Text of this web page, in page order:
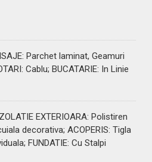
: Parchet laminat, Geamuri
: Cablu; BUCATARIE: In Linie
EXTERIOARA: Polistiren
decorativa; ACOPERIS: Tigla
FUNDATIE: Cu Stalpi